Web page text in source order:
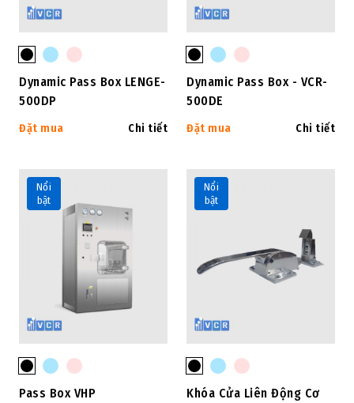
Dynamic Pass Box LENGE-
500DP
Đặt mua Chi tiết
Dynamic Pass Box - VCR-
500DE
Đặt mua Chi tiết
Nổi
bật
Pass Box VHP
Nổi
bật
Khóa Cửa Liên Động Cơ